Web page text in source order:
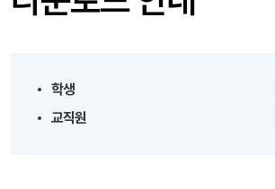
학생
교직원